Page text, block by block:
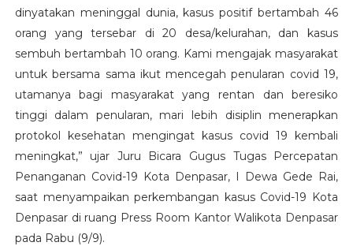
dinyatakan meninggal dunia, kasus positif bertambah 46
orang yang tersebar di 20 desa/kelurahan, dan kasus
sembuh bertambah 10 orang. Kami mengajak masyarakat
untuk bersama sama ikut mencegah penularan covid 19,
utamanya bagi masyarakat yang rentan dan beresiko
tinggi dalam penularan, mari lebih disiplin menerapkan
protokol kesehatan mengingat kasus covid 19 kembali
meningkat,” ujar Juru Bicara Gugus Tugas Percepatan
Penanganan Covid-19 Kota Denpasar, I Dewa Gede Rai,
saat menyampaikan perkembangan kasus Covid-19 Kota
Denpasar di ruang Press Room Kantor Walikota Denpasar
pada Rabu (9/9).